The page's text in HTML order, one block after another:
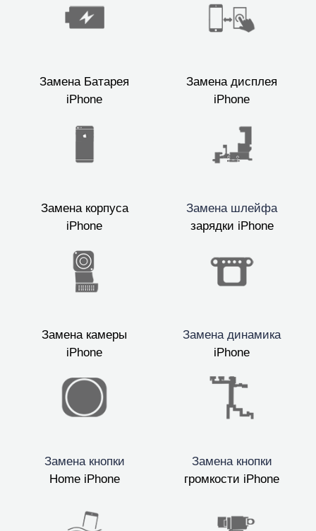
Замена Батарея
iPhone
Замена дисплея
iPhone
Замена корпуса
iPhone
Замена шлейфа
зарядки iPhone
Замена камеры
iPhone
Замена динамика
iPhone
Замена кнопки
Home iPhone
Замена кнопки
громкости iPhone